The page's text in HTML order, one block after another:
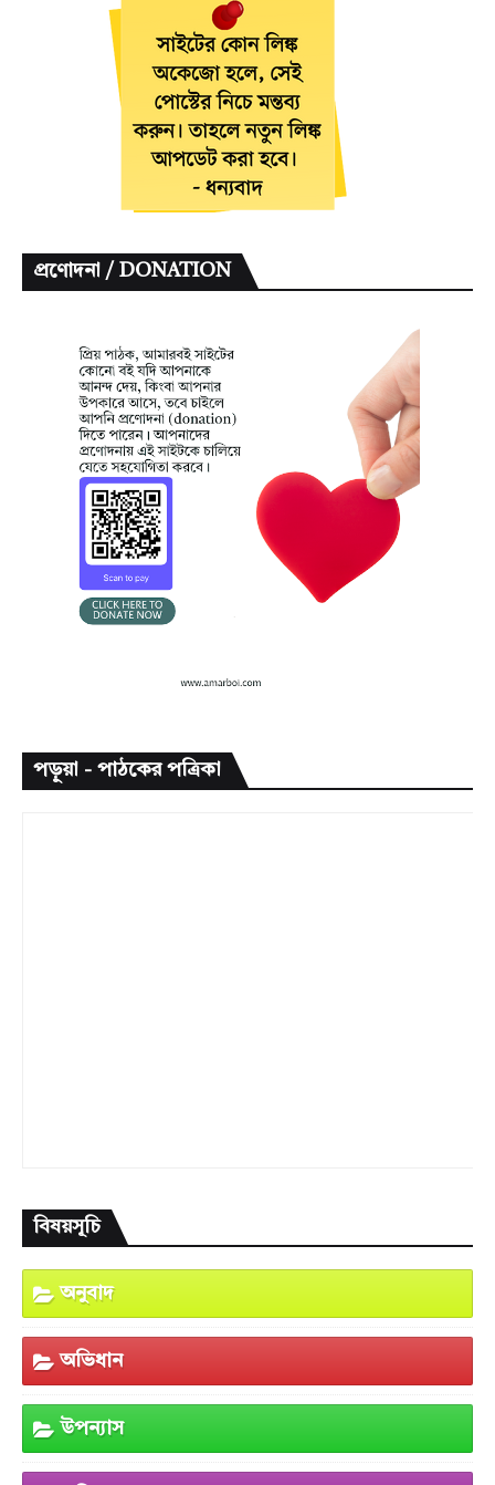
প্রণোদনা / DONATION
পড়ুয়া - পাঠকের পত্রিকা
বিষয়সূচি
অনুবাদ
অভিধান
উপন্যাস